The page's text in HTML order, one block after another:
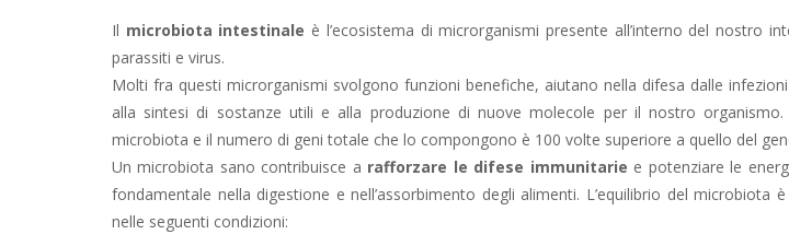
Il microbiota intestinale è l’ecosistema di microrganismi presente all’interno del nostro
parassiti e virus.
Molti fra questi microrganismi svolgono funzioni benefiche, aiutano nella difesa dalle
alla sintesi di sostanze utili e alla produzione di nuove molecole per il nostro
microbiota e il numero di geni totale che lo compongono è 100 volte superiore a quello del
Un microbiota sano contribuisce a rafforzare le difese immunitarie e potenziare le
fondamentale nella digestione e nell’assorbimento degli alimenti. L’equilibrio del microbiota
nelle seguenti condizioni: